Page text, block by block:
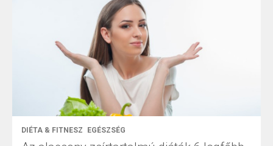
DIÉTA & FITNESZ EGÉSZSÉG